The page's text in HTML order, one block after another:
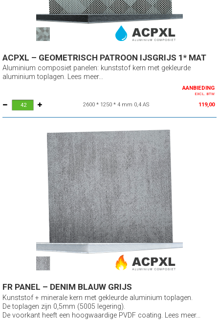
ACPXL – GEOMETRISCH PATROON IJSGRIJS 1* MAT
Aluminium composiet panelen: kunststof kern met gekleurde
aluminium toplagen. Lees meer...
AANBIEDING
EXCL. BTW
2600 * 1250 * 4 mm 0,4 AS 119,00
FR PANEL – DENIM BLAUW GRIJS
Kunststof + minerale kern met gekleurde aluminium toplagen.
De toplagen zijn 0,5mm (5005 legering).
De voorkant heeft een hoogwaardige PVDF coating. Lees meer...